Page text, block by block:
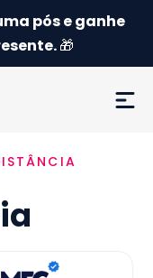
pós e ganhe
🎁